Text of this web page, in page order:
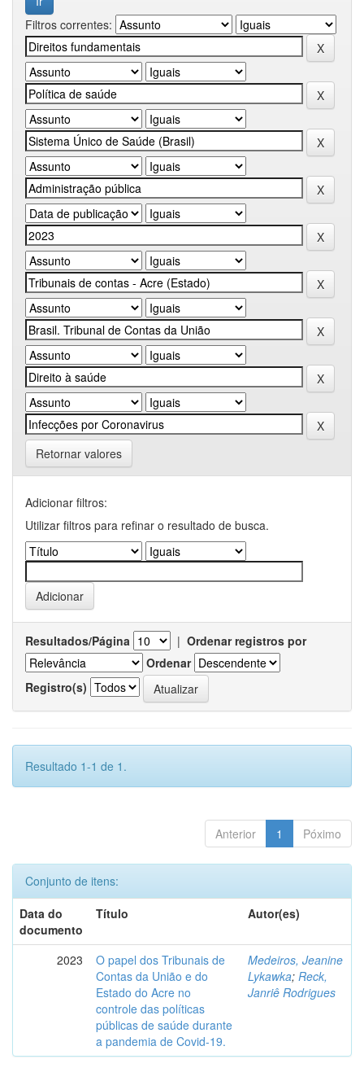
Filtros correntes:
Retornar valores
Adicionar filtros:
Utilizar filtros para refinar o resultado de busca.
Resultados/Página | Ordenar registros por
Ordenar
Registro(s)
Resultado 1-1 de 1.
Anterior 1 Póximo
Conjunto de itens:
Data do
documento
Título Autor(es)
2023
O papel dos Tribunais de
Contas da União e do
Estado do Acre no
controle das políticas
públicas de saúde durante
a pandemia de Covid-19.
Medeiros, Jeanine
Lykawka; Reck,
Janriê Rodrigues